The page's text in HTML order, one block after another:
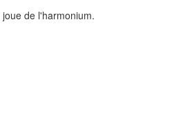
de l'harmonium.